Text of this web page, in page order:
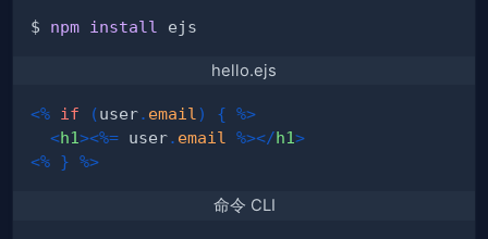
$ npm install
hello.ejs
<% if (user. email ) { %>
<h1><%= user. email %></h1>
<% } %>
命令 CLI